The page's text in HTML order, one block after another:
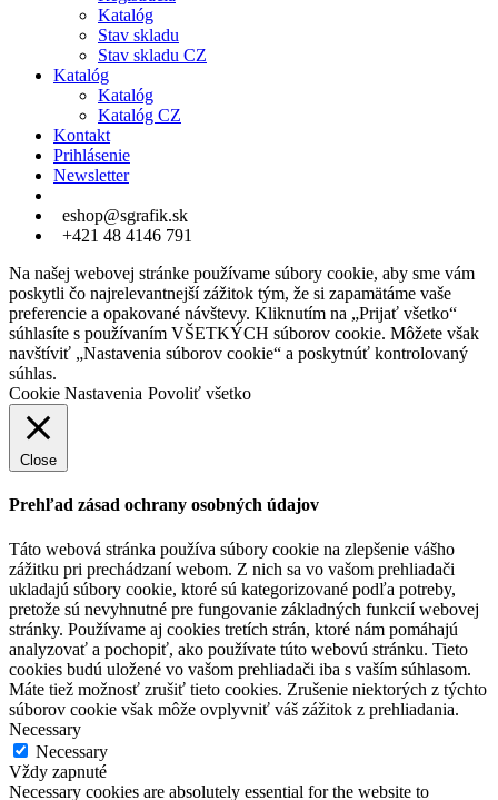
Katalóg
Stav skladu
Stav skladu CZ
Katalóg
Katalóg
Katalóg CZ
Kontakt
Prihlásenie
Newsletter
eshop@sgrafik.sk
+421 48 4146 791
Na našej webovej stránke používame súbory cookie, aby sme vám
poskytli čo najrelevantnejší zážitok tým, že si zapamätáme vaše
preferencie a opakované návštevy. Kliknutím na „Prijať všetko“
súhlasíte s používaním VŠETKÝCH súborov cookie. Môžete však
navštíviť „Nastavenia súborov cookie“ a poskytnúť kontrolovaný
súhlas.
Cookie Nastavenia Povoliť všetko
Close
Prehľad zásad ochrany osobných údajov
Táto webová stránka používa súbory cookie na zlepšenie vášho
zážitku pri prechádzaní webom. Z nich sa vo vašom prehliadači
ukladajú súbory cookie, ktoré sú kategorizované podľa potreby,
pretože sú nevyhnutné pre fungovanie základných funkcií webovej
stránky. Používame aj cookies tretích strán, ktoré nám pomáhajú
analyzovať a pochopiť, ako používate túto webovú stránku. Tieto
cookies budú uložené vo vašom prehliadači iba s vaším súhlasom.
Máte tiež možnosť zrušiť tieto cookies. Zrušenie niektorých z týchto
súborov cookie však môže ovplyvniť váš zážitok z prehliadania.
Necessary
Necessary
Vždy zapnuté
Necessary cookies are absolutely essential for the website to